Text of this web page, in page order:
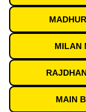
MILAN
MAIN